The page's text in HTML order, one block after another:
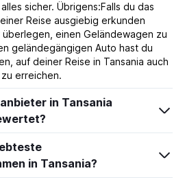
sicher. Übrigens:Falls du das
Reise ausgiebig erkunden
einen Geländewagen zu
geländegängigen Auto hast du
auf deiner Reise in Tansania auch
erreichen.
in Tansania
in Tansania?